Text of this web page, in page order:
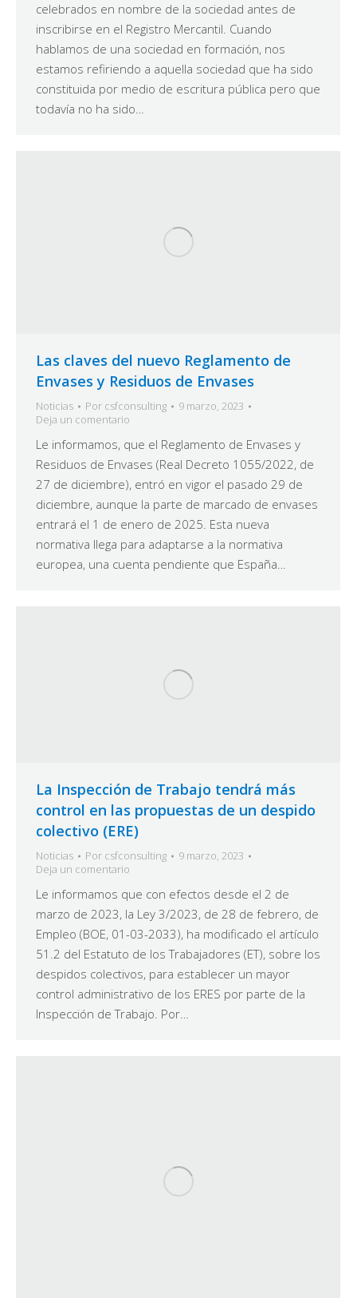
celebrados en nombre de la sociedad antes de
inscribirse en el Registro Mercantil. Cuando
hablamos de una sociedad en formación, nos
estamos refiriendo a aquella sociedad que ha sido
constituida por medio de escritura pública pero que
todavía no ha sido…
Las claves del nuevo Reglamento de
Envases y Residuos de Envases
Noticias Por csfconsulting
9 marzo, 2023
Deja un comentario
Le informamos, que el Reglamento de Envases y
Residuos de Envases (Real Decreto 1055/2022, de
27 de diciembre), entró en vigor el pasado 29 de
diciembre, aunque la parte de marcado de envases
entrará el 1 de enero de 2025. Esta nueva
normativa llega para adaptarse a la normativa
europea, una cuenta pendiente que España…
La Inspección de Trabajo tendrá más
control en las propuestas de un despido
colectivo (ERE)
Noticias Por csfconsulting
9 marzo, 2023
Deja un comentario
Le informamos que con efectos desde el 2 de
marzo de 2023, la Ley 3/2023, de 28 de febrero, de
Empleo (BOE, 01-03-2033), ha modificado el artículo
51.2 del Estatuto de los Trabajadores (ET), sobre los
despidos colectivos, para establecer un mayor
control administrativo de los ERES por parte de la
Inspección de Trabajo. Por…